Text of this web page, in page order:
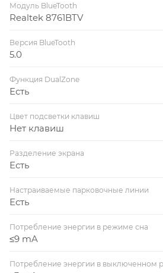
Модуль BlueTooth
Realtek 8761BTV
Версия BlueTooth
5.0
Функция DualZone
Есть
Цвет подсветки клавиш
Нет клавиш
Разделение экрана
Есть
Настраиваемые парковочные линии
Есть
Потребление энергии в режиме сна
≤9 mA
Потребление энергии в выключенном